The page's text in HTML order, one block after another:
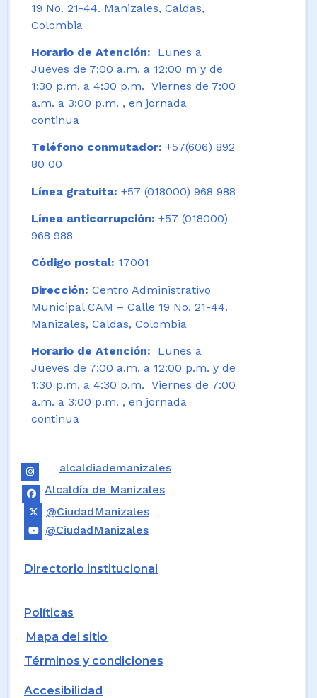
19 No. 21-44. Manizales, Caldas,
Colombia
Horario de Atención:
Lunes a
Jueves de 7:00 a.m. a 12:00 m y de
1:30 p.m. a 4:30 p.m. Viernes de 7:00
a.m. a 3:00 p.m. , en jornada
continua
Teléfono conmutador: +57(606) 892
80 00
Línea gratuita: +57 (018000) 968 988
Línea anticorrupción: +57 (018000)
968 988
Código postal: 17001
Dirección: Centro Administrativo
Municipal CAM – Calle 19 No. 21-44.
Manizales, Caldas, Colombia
Horario de Atención: Lunes a
Jueves de 7:00 a.m. a 12:00 p.m. y de
1:30 p.m. a 4:30 p.m. Viernes de 7:00
a.m. a 3:00 p.m. , en jornada
continua
alcaldiademanizales
Alcaldía de Manizales
@CiudadManizales
@CiudadManizales
Directorio institucional
Políticas
Mapa del sitio
Términos y condiciones
Accesibilidad